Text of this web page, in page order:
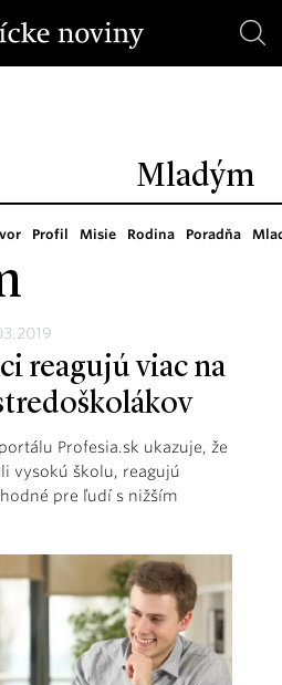
Mladým
Profil Misie Rodina Poradňa
reagujú viac na
Profesia.sk ukazuje, že
vysokú školu, reagujú
pre ľudí s nižším